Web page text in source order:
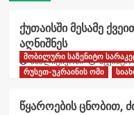
ქუთაისში მესამე
აღნიშნეს
ანალიტიკოსი აგვისტო
მობილური საზენიტო
რუსეთ-უკრაინის ომი
წყაროების ცნობით,